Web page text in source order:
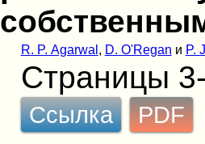
R. P. Agarwal , D. O'Regan и P.
Страницы
Ссылка PDF